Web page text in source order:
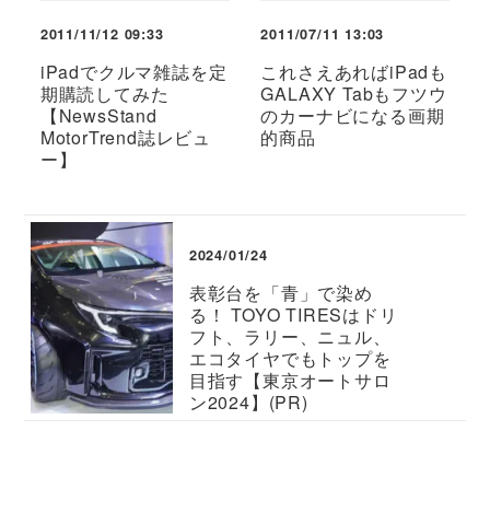
2011/11/12 09:33
iPadでクルマ雑誌を定
期購読してみた
【NewsStand
MotorTrend誌レビュ
ー】
2011/07/11 13:03
これさえあればiPadも
GALAXY Tabもフツウ
のカーナビになる画期
的商品
2024/01/24
表彰台を「青」で染め
る！ TOYO TIRESはドリ
フト、ラリー、ニュル、
エコタイヤでもトップを
目指す【東京オートサロ
ン2024】(PR)